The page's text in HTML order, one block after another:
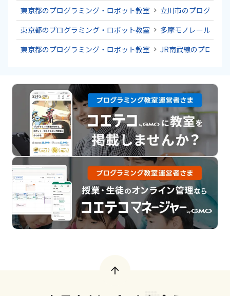
東京都のプログラミング・ロボット教室
立川市のプログラミ
東京都のプログラミング・ロボット教室
多摩モノレールのプ
東京都のプログラミング・ロボット教室
JR南武線のプログラ